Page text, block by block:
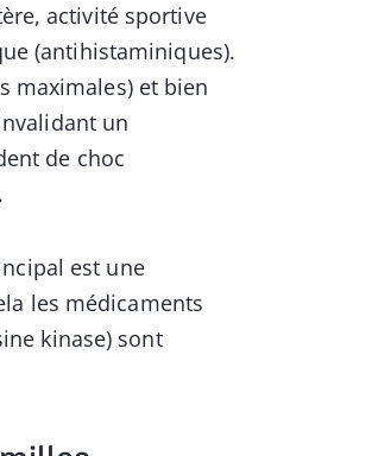
activité sportive
(antihistaminiques).
maximales) et bien
un
de choc
est une
les médicaments
kinase) sont